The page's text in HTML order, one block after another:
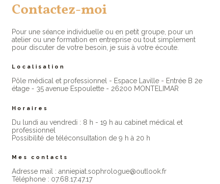
Contactez-moi
Pour une séance individuelle ou en petit groupe, pour un
atelier ou une formation en entreprise ou tout simplement
pour discuter de votre besoin, je suis à votre écoute.
Localisation
Pôle médical et professionnel - Espace Laville - Entrée B 2e
étage - 35 avenue Espoulette - 26200 MONTELIMAR
Horaires
Du lundi au vendredi : 8 h - 19 h au cabinet médical et
professionne​l
Possibilité de téléconsultation de 9 h à 20 h
Mes contacts
Adresse mail : anniepiat.sophrologue@outlook.fr
Téléphone : 07.68.17.47.17